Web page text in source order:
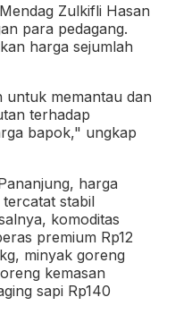
Zulkifli Hasan
para pedagang.
harga sejumlah
untuk memantau dan
terhadap
bapok," ungkap
harga
stabil
komoditas
premium Rp12
minyak goreng
kemasan
sapi Rp140